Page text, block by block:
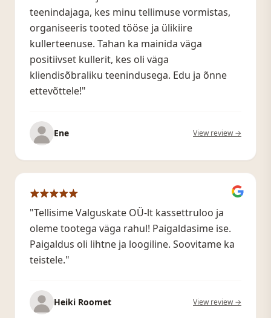
teenindajaga, kes minu tellimuse vormistas,
organiseeris tooted tööse ja ülikiire
kullerteenuse. Tahan ka mainida väga
positiivset kullerit, kes oli väga
kliendisõbraliku teenindusega. Edu ja õnne
ettevõttele!"
Ene View review →
"Tellisime Valguskate OÜ-lt kassettruloo ja
oleme tootega väga rahul! Paigaldasime ise.
Paigaldus oli lihtne ja loogiline. Soovitame ka
teistele."
Heiki Roomet View review →